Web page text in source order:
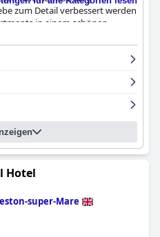
zum Detail verbessert werden
in einem schönen,
als 4-Sterne-Hotel
der Meinung, dass es
Für diejenigen, die ein
den Preis etwas zu hoch
Lage. Insgesamt
Apartments
für einen günstigen
Hotel
super-Mare